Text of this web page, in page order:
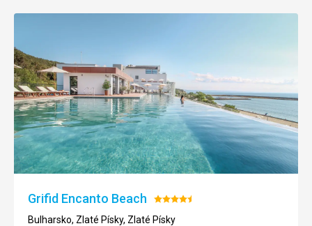
Grifid Encanto Beach Hodnocení:
4.5/5
Bulharsko, Zlaté Písky, Zlaté Písky